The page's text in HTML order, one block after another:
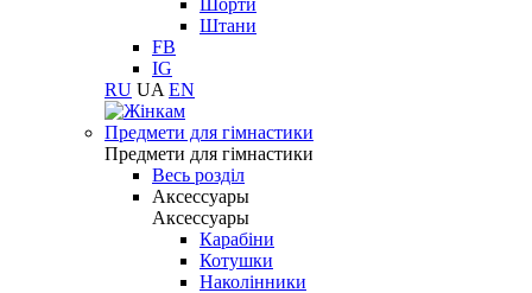
Шорти
Штани
FB
IG
RU UA EN
Предмети для гімнастики
Предмети для гімнастики
Весь розділ
Аксессуары
Аксессуары
Карабіни
Котушки
Наколінники